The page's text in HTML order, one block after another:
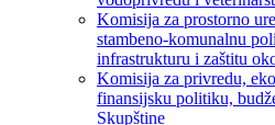
Komisija za prostorno
stambeno-komunalnu
infrastrukturu i zaštitu
Komisija za privredu,
finansijsku politiku,
Skupštine